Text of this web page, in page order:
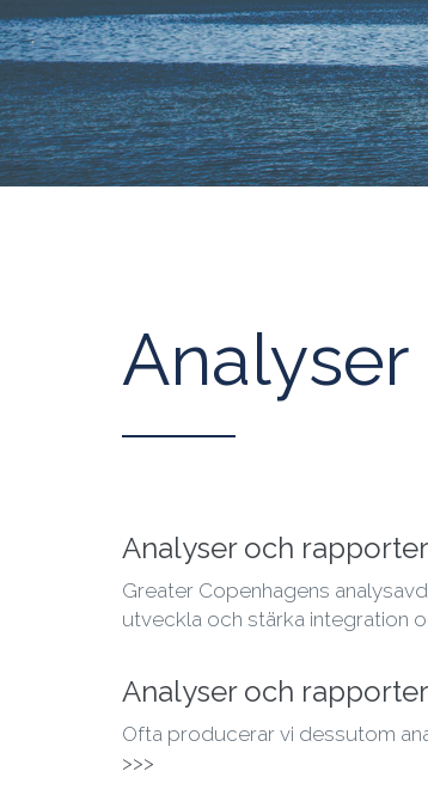
Analyser
Analyser och
Greater Copenhagens
utveckla och stärka integration
Analyser och
Ofta producerar vi dessutom
>>>